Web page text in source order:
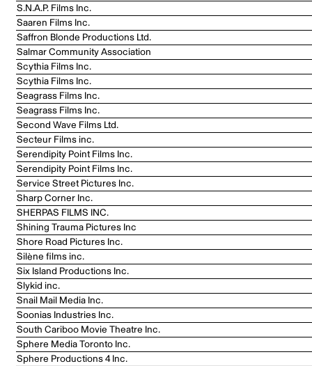
S.N.A.P. Films Inc.
Saaren Films Inc.
Saffron Blonde Productions Ltd.
Salmar Community Association
Scythia Films Inc.
Scythia Films Inc.
Seagrass Films Inc.
Seagrass Films Inc.
Second Wave Films Ltd.
Secteur Films inc.
Serendipity Point Films Inc.
Serendipity Point Films Inc.
Service Street Pictures Inc.
Sharp Corner Inc.
SHERPAS FILMS INC.
Shining Trauma Pictures Inc
Shore Road Pictures Inc.
Silène films inc.
Six Island Productions Inc.
Slykid inc.
Snail Mail Media Inc.
Soonias Industries Inc.
South Cariboo Movie Theatre Inc.
Sphere Media Toronto Inc.
Sphere Productions 4 Inc.